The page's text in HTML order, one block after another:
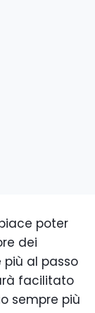
poter
dei
più al passo
facilitato
sempre più